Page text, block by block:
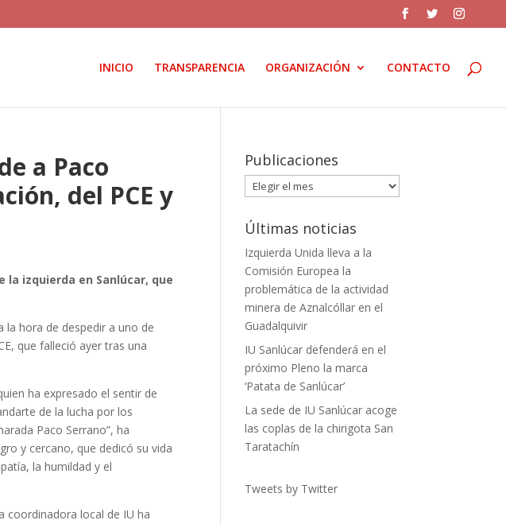
INICIO TRANSPARENCIA ORGANIZACIÓN CONTACTO
a Paco
del PCE y
izquierda en Sanlúcar, que
la hora de despedir a uno de
que falleció ayer tras una
ha expresado el sentir de
de la lucha por los
Paco Serrano”, ha
y cercano, que dedicó su vida
la humildad y el
coordinadora local de IU ha
Publicaciones
Publicaciones
Últimas noticias
Izquierda Unida lleva a la
Comisión Europea la
problemática de la actividad
minera de Aznalcóllar en el
Guadalquivir
IU Sanlúcar defenderá en el
próximo Pleno la marca
‘Patata de Sanlúcar’
La sede de IU Sanlúcar acoge
las coplas de la chirigota San
Taratachín
Tweets by Twitter